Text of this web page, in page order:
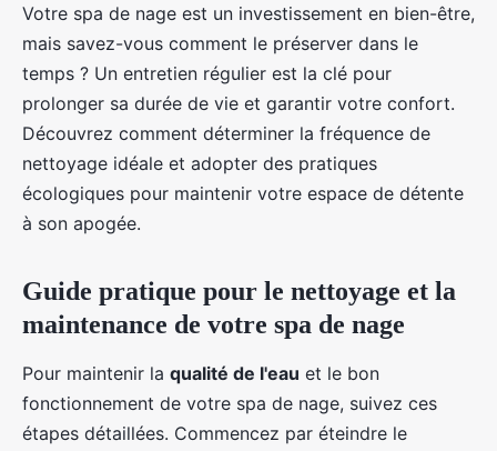
Comment entretenir son spa de
nage ?
jacqueline• 1 mars 2024•2 min de lecture
Votre spa de nage est un investissement en bien-être,
mais savez-vous comment le préserver dans le
temps ? Un entretien régulier est la clé pour
prolonger sa durée de vie et garantir votre confort.
Découvrez comment déterminer la fréquence de
nettoyage idéale et adopter des pratiques
écologiques pour maintenir votre espace de détente
à son apogée.
Guide pratique pour le nettoyage et la
maintenance de votre spa de nage
Pour maintenir la qualité de l'eau et le bon
fonctionnement de votre spa de nage, suivez ces
étapes détaillées. Commencez par éteindre le